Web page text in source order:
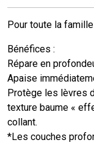
Pour toute la
Bénéfices :
Répare en
Apaise
Protège les lèvres
texture baume «
collant.
*Les couches